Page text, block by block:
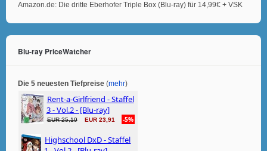
Amazon.de: Die dritte Eberhofer Triple Box (Blu-ray) für 14,99€ + VSK
Blu-ray PriceWatcher
Die 5 neuesten Tiefpreise (mehr)